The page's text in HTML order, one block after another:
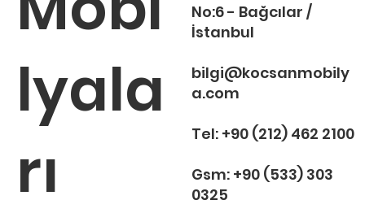
lyala
rı
No:6 - Bağcılar /
İstanbul
bilgi@kocsanmobily
a.com
Tel: +90 (212) 462 2100
Gsm: +90 (533) 303
0325